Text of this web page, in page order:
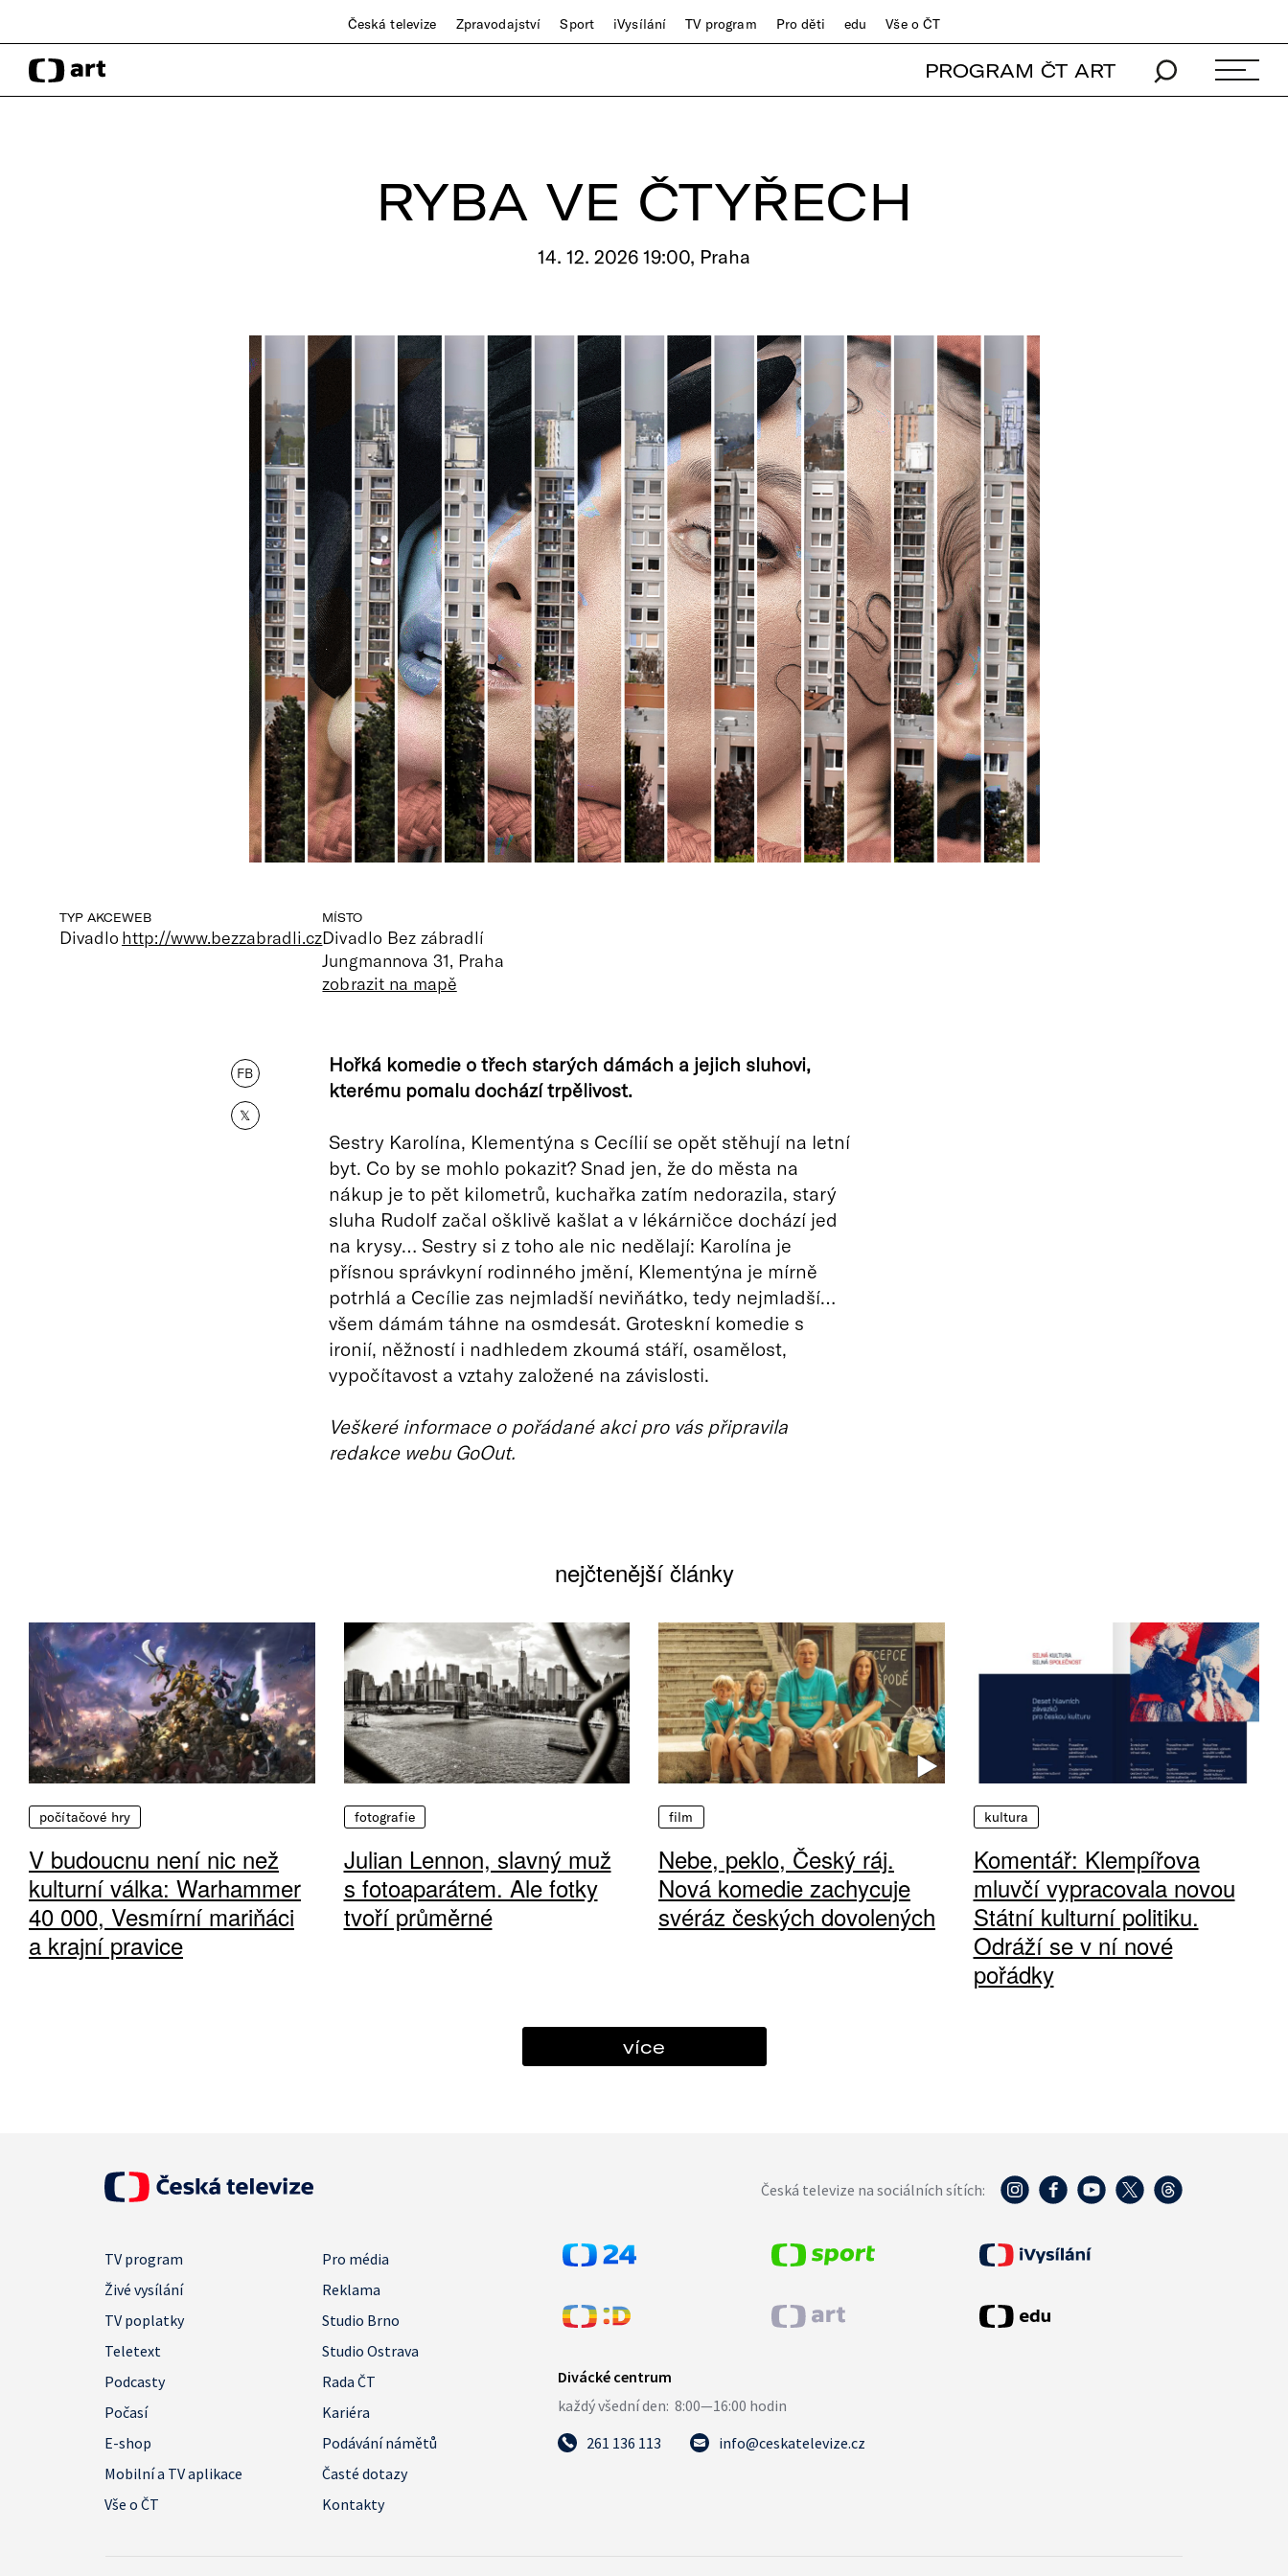
Česká televize Zpravodajství Sport iVysílání TV program Pro děti edu Vše o ČT
PROGRAM ČT ART
RYBA VE ČTYŘECH
14. 12. 2026 19:00, Praha
TYP AKCE
Divadlo
WEB
http://www.bezzabradli.cz
MÍSTO
Divadlo Bez zábradlí
Jungmannova 31, Praha
zobrazit na mapě
FB
𝕏
Hořká komedie o třech starých dámách a jejich sluhovi,
kterému pomalu dochází trpělivost.
Sestry Karolína, Klementýna s Cecílií se opět stěhují na letní
byt. Co by se mohlo pokazit? Snad jen, že do města na
nákup je to pět kilometrů, kuchařka zatím nedorazila, starý
sluha Rudolf začal ošklivě kašlat a v lékárničce dochází jed
na krysy… Sestry si z toho ale nic nedělají: Karolína je
přísnou správkyní rodinného jmění, Klementýna je mírně
potrhlá a Cecílie zas nejmladší neviňátko, tedy nejmladší…
všem dámám táhne na osmdesát. Groteskní komedie s
ironií, něžností i nadhledem zkoumá stáří, osamělost,
vypočítavost a vztahy založené na závislosti.
Veškeré informace o pořádané akci pro vás připravila
redakce webu GoOut.
nejčtenější články
počítačové hry
V budoucnu není nic než
kulturní válka: Warhammer
40 000, Vesmírní mariňáci
a krajní pravice
fotografie
Julian Lennon, slavný muž
s fotoaparátem. Ale fotky
tvoří průměrné
film
Nebe, peklo, Český ráj.
Nová komedie zachycuje
svéráz českých dovolených
kultura
Komentář: Klempířova
mluvčí vypracovala novou
Státní kulturní politiku.
Odráží se v ní nové
pořádky
více
Česká televize na sociálních sítích:
TV program
Pro média
Živé vysílání
Reklama
TV poplatky
Studio Brno
Teletext
Studio Ostrava
Podcasty
Rada ČT
Počasí
Kariéra
E-shop
Podávání námětů
Mobilní a TV aplikace
Časté dotazy
Vše o ČT
Kontakty
261 136 113 info@ceskatelevize.cz